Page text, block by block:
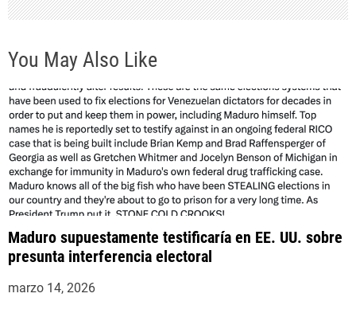
t
r
a
d
a
s
You May Also Like
Maduro supuestamente testificaría en EE. UU. sobre
presunta interferencia electoral
marzo 14, 2026